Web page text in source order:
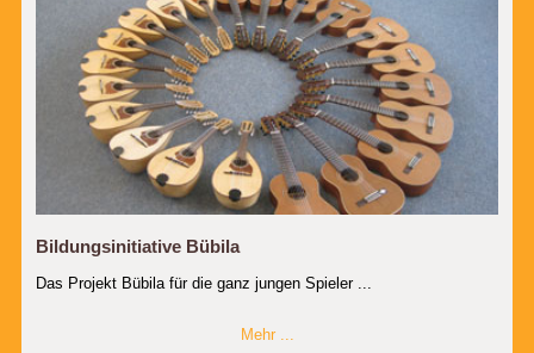
Bildungsinitiative Bübila
Das Projekt Bübila für die ganz jungen Spieler ...
Mehr ...